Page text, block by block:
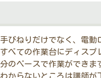
手びねりだけでなく、電動
すべての作業台にディスプ
分のペースで作業ができま
わからないところは講師が